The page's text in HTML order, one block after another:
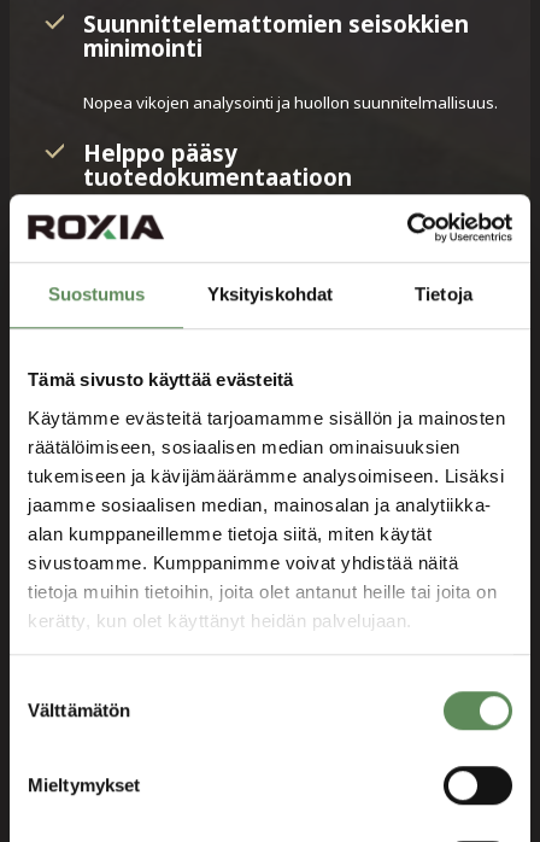
Suostumus Yksityiskohdat Tietoja
Tämä sivusto käyttää evästeitä
Käytämme evästeitä tarjoamamme sisällön ja mainosten
räätälöimiseen, sosiaalisen median ominaisuuksien
tukemiseen ja kävijämäärämme analysoimiseen. Lisäksi
jaamme sosiaalisen median, mainosalan ja analytiikka-
alan kumppaneillemme tietoja siitä, miten käytät
sivustoamme. Kumppanimme voivat yhdistää näitä
tietoja muihin tietoihin, joita olet antanut heille tai joita on
kerätty, kun olet käyttänyt heidän palvelujaan.
valinta
Välttämätön
Mieltymykset
Suunnittelemattomien seisokkien
minimointi
Nopea vikojen analysointi ja huollon suunnitelmallisuus.
Helppo pääsy
tuotedokumentaatioon
Kaikki dokumentaatio ja prosessitieto kaikkien sitä
tarvitsevien henkilöiden saatavilla reaaliaikaisesti.
Tehokas kunnossapito
etähallintamahdollisuus.
Parempi prosessien suorituskyky
Kokonaisvaltainen näkemys
tuotantoprosesseista ja laitoksen
toiminnasta.
Pyydä tarjous
Prosessien seuranta, huolto